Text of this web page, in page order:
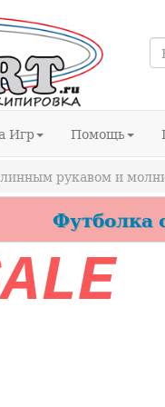
Игр Помощь
рукавом и
Футболка